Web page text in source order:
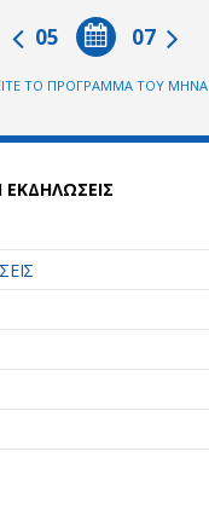
07
05
ΤΟ ΠΡΟΓΡΑΜΜΑ ΤΟΥ ΜΗΝΑ
ΕΚΔΗΛΩΣΕΙΣ